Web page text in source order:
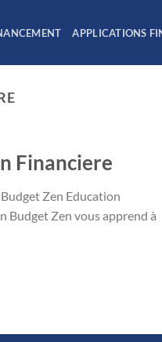
APPLICATIONS
Financiere
Zen Education
Budget Zen vous apprend à